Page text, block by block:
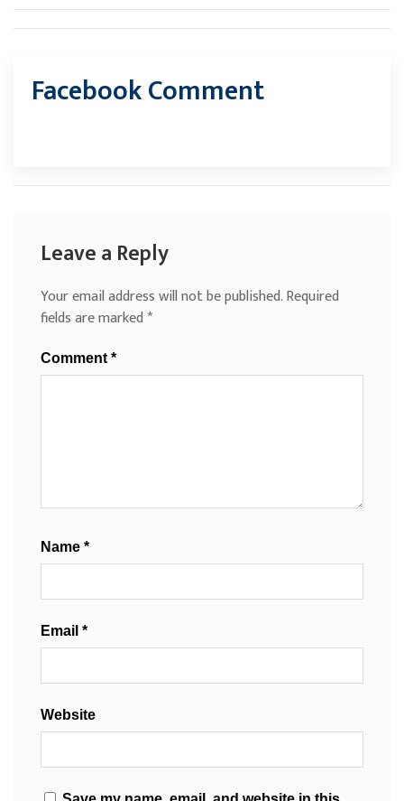
Facebook Comment
Leave a Reply
Your email address will not be published.Required
fields are marked*
Comment *
Name *
Email *
Website